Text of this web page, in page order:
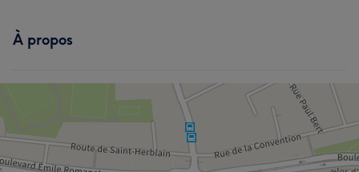
À propos